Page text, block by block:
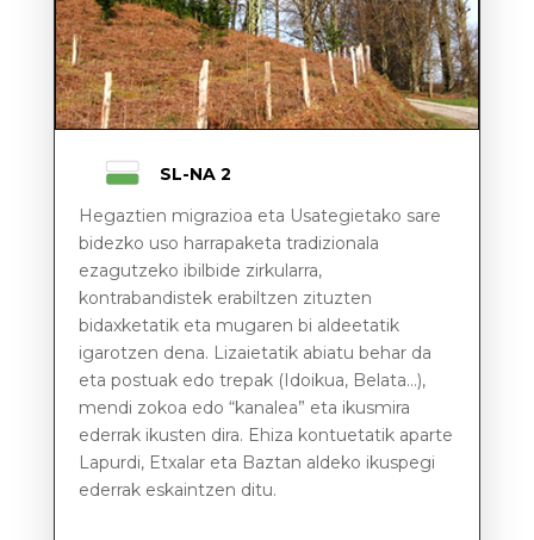
SL-NA 2
Hegaztien migrazioa eta Usategietako sare
bidezko uso harrapaketa tradizionala
ezagutzeko ibilbide zirkularra,
kontrabandistek erabiltzen zituzten
bidaxketatik eta mugaren bi aldeetatik
igarotzen dena. Lizaietatik abiatu behar da
eta postuak edo trepak (Idoikua, Belata…),
mendi zokoa edo “kanalea” eta ikusmira
ederrak ikusten dira. Ehiza kontuetatik aparte
Lapurdi, Etxalar eta Baztan aldeko ikuspegi
ederrak eskaintzen ditu.